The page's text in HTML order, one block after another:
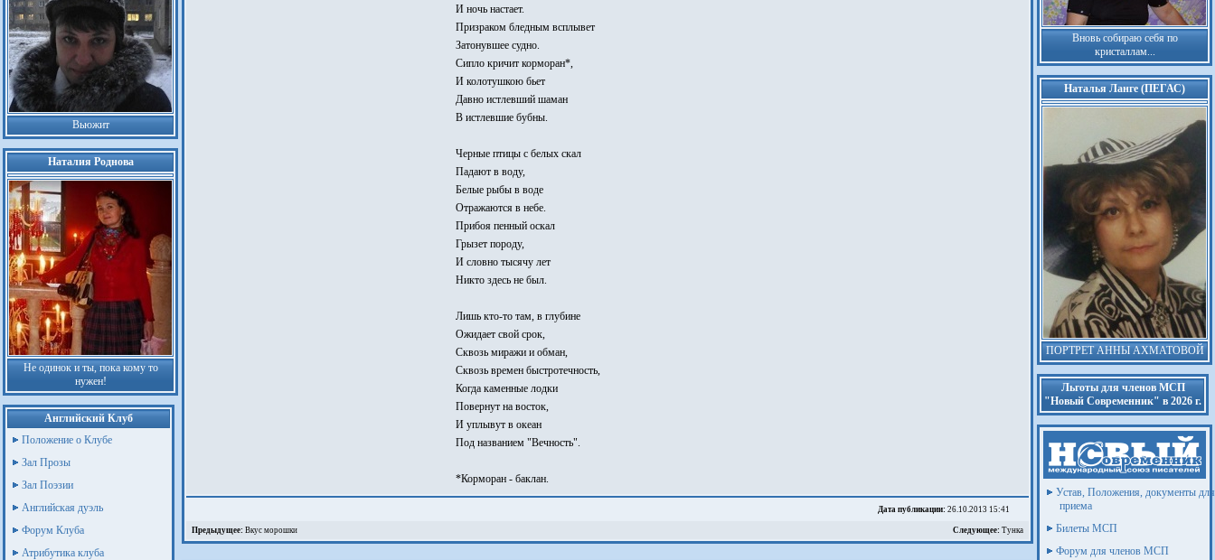
Вьюжит
Наталия Роднова
Не одинок и ты, пока кому то
нужен!
Английский Клуб
Положение о Клубе
Зал Прозы
Зал Поэзии
Английская дуэль
Форум Клуба
Атрибутика клуба
И ночь настает.
Призраком бледным всплывет
Затонувшее судно.
Сипло кричит корморан*,
И колотушкою бьет
Давно истлевший шаман
В истлевшие бубны.
Черные птицы с белых скал
Падают в воду,
Белые рыбы в воде
Отражаются в небе.
Прибоя пенный оскал
Грызет породу,
И словно тысячу лет
Никто здесь не был.
Лишь кто-то там, в глубине
Ожидает свой срок,
Сквозь миражи и обман,
Сквозь времен быстротечность,
Когда каменные лодки
Повернут на восток,
И уплывут в океан
Под названием "Вечность".
*Корморан - баклан.
Дата публикации: 26.10.2013 15:41
Предыдущее: Вкус морошки Следующее: Тунка
Вновь собираю себя по
кристаллам...
Наталья Ланге (ПЕГАС)
ПОРТРЕТ АННЫ АХМАТОВОЙ
Льготы для членов МСП
"Новый Современник" в 2026 г.
Устав, Положения, документы для
приема
Билеты МСП
Форум для членов МСП